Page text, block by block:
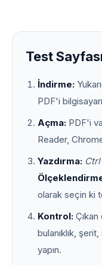
Test
İndirme:
PDF'i
Açma: PDF'i
Reader,
Yazdırma:
olarak seçin ki
Kontrol: Çıkan
bulanıklık,
yapın.